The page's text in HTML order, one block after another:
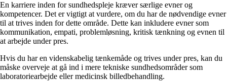
En karriere inden for sundhedspleje kræver særlige evner og
kompetencer. Det er vigtigt at vurdere, om du har de nødvendige evner
til at trives inden for dette område. Dette kan inkludere evner som
kommunikation, empati, problemløsning, kritisk tænkning og evnen til
at arbejde under pres.
Hvis du har en videnskabelig tænkemåde og trives under pres, kan du
måske overveje at gå ind i mere tekniske sundhedsområder som
laboratoriearbejde eller medicinsk billedbehandling.